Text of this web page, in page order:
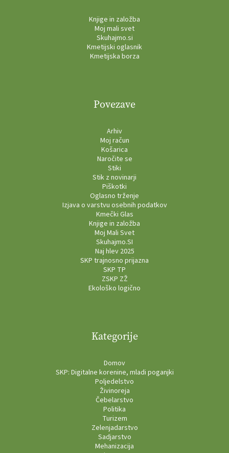
Knjige in založba
Moj mali svet
Skuhajmo.si
Kmetijski oglasnik
Kmetijska borza
Povezave
Arhiv
Moj račun
Košarica
Naročite se
Stiki
Stik z novinarji
Piškotki
Oglasno trženje
Izjava o varstvu osebnih podatkov
Kmečki Glas
Knjige in založba
Moj Mali Svet
Skuhajmo.SI
Naj hlev 2025
SKP trajnosno prijazna
SKP TP
ZSKP ZŽ
Ekološko logično
Kategorije
Domov
SKP: Digitalne korenine, mladi poganjki
Poljedelstvo
Živinoreja
Čebelarstvo
Politika
Turizem
Zelenjadarstvo
Sadjarstvo
Mehanizacija